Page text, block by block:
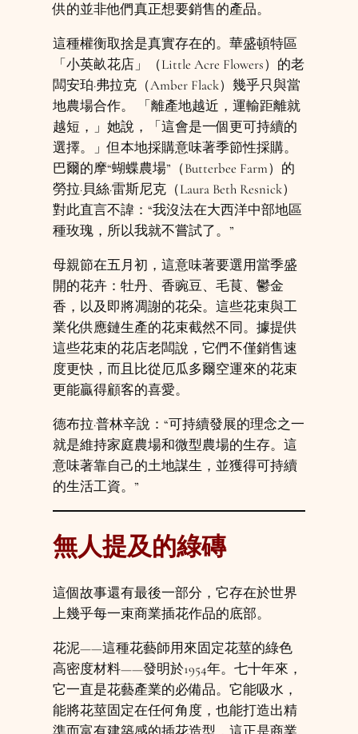
供的並非他們真正想要銷售的產品。
這種權衡取捨是真實存在的。華盛頓特區
「小英畝花店」（Little Acre Flowers）的老
闆安珀·弗拉克（Amber Flack）幾乎只與當
地農場合作。 「離產地越近，運輸距離就
越短，」她說，「這會是一個更可持續的
選擇。」但本地採購意味著季節性採購。
巴爾的摩“蝴蝶農場”（Butterbee Farm）的
勞拉·貝絲·雷斯尼克（Laura Beth Resnick）
對此直言不諱：“我沒法在大西洋中部地區
種玫瑰，所以我就不嘗試了。”
母親節在五月初，這意味著要選用當季盛
開的花卉：牡丹、香豌豆、毛茛、鬱金
香，以及即將凋謝的花朵。這些花束與工
業化供應鏈生產的花束截然不同。據提供
這些花束的花店老闆說，它們不僅銷售速
度更快，而且比從厄瓜多爾空運來的花束
更能贏得顧客的喜愛。
德布拉·普林辛說：“可持續發展的理念之一
就是維持家庭農場和微型農場的生存。這
意味著靠自己的土地謀生，並獲得可持續
的生活工資。”
無人提及的綠磚
這個故事還有最後一部分，它存在於世界
上幾乎每一束商業插花作品的底部。
花泥——這種花藝師用來固定花莖的綠色
高密度材料——發明於1954年。七十年來，
它一直是花藝產業的必備品。它能吸水，
能將花莖固定在任何角度，也能打造出精